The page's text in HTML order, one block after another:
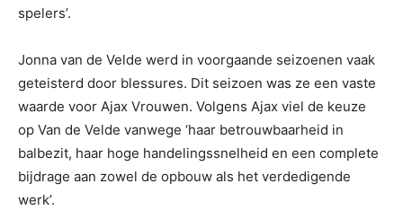
spelers’.
Jonna van de Velde werd in voorgaande seizoenen vaak
geteisterd door blessures. Dit seizoen was ze een vaste
waarde voor Ajax Vrouwen. Volgens Ajax viel de keuze
op Van de Velde vanwege ‘haar betrouwbaarheid in
balbezit, haar hoge handelingssnelheid en een complete
bijdrage aan zowel de opbouw als het verdedigende
werk’.